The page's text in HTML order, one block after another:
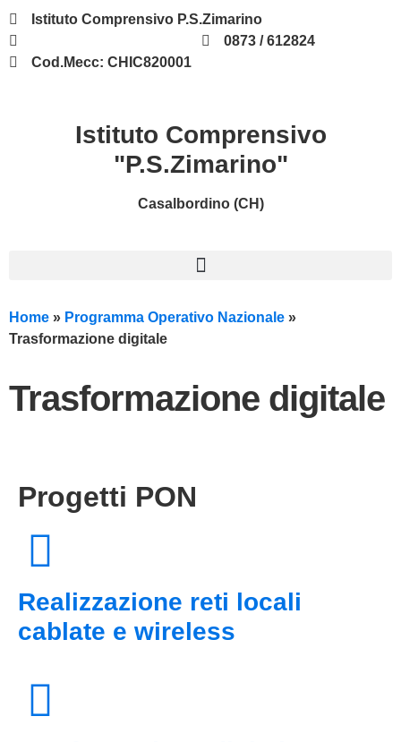
Istituto Comprensivo P.S.Zimarino
0873 / 612824
Cod.Mecc: CHIC820001
Istituto Comprensivo
"P.S.Zimarino"
Casalbordino (CH)
Home » Programma Operativo Nazionale »
Trasformazione digitale
Trasformazione digitale
Progetti PON
Realizzazione reti locali
cablate e wireless